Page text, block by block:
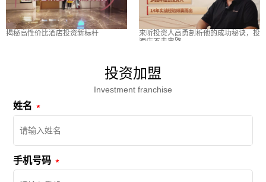
揭秘高性价比酒店投资新标杆
来听投资人高勇剖析他的成功秘诀，投
酒店不走弯路
投资加盟
Investment franchise
姓名
手机号码